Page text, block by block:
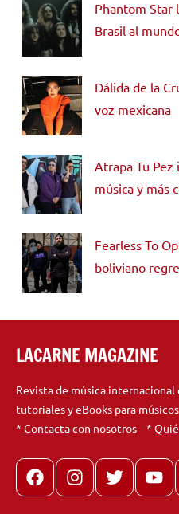
Phantom Star
Brasil al
Dálida de la
voz mexicana
Atrapa Tu Pez
música y más
Fearless To
boliviano
LACARNE MAGAZINE
Revista de música
tutoriales y eBooks para músicos
* Contactacon nosotros *
FacebookInstagram
X